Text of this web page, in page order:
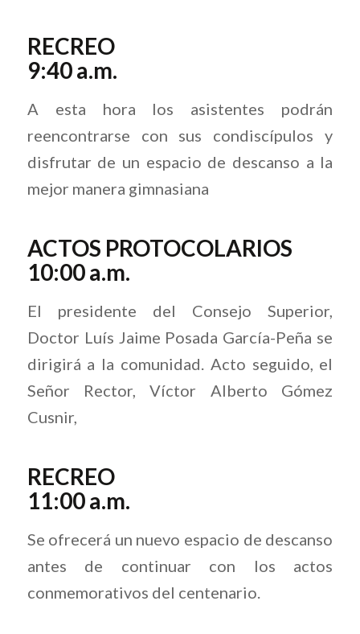
RECREO
9:40 a.m.
A esta hora los asistentes podrán
reencontrarse con sus condiscípulos y
disfrutar de un espacio de descanso a la
mejor manera gimnasiana
ACTOS PROTOCOLARIOS
10:00 a.m.
El presidente del Consejo Superior,
Doctor Luís Jaime Posada García-Peña se
dirigirá a la comunidad. Acto seguido, el
Señor Rector, Víctor Alberto Gómez
Cusnir,
RECREO
11:00 a.m.
Se ofrecerá un nuevo espacio de descanso
antes de continuar con los actos
conmemorativos del centenario.